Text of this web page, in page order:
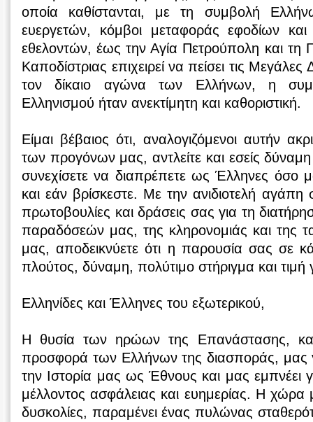
οποία καθίστανται, με τη συμβολή
ευεργετών, κόμβοι μεταφοράς εφοδίων και
εθελοντών, έως την Αγία Πετρούπολη και τη
Καποδίστριας επιχειρεί να πείσει τις
τον δίκαιο αγώνα των Ελλήνων, η
Ελληνισμού ήταν ανεκτίμητη και καθοριστική.
Είμαι βέβαιος ότι, αναλογιζόμενοι αυτήν
των προγόνων μας, αντλείτε και εσείς
συνεχίσετε να διαπρέπετε ως Έλληνες όσο
και εάν βρίσκεστε. Με την ανιδιοτελή αγάπη
πρωτοβουλίες και δράσεις σας για τη
παραδόσεών μας, της κληρονομιάς και της
μας, αποδεικνύετε ότι η παρουσία σας σε
πλούτος, δύναμη, πολύτιμο στήριγμα και
Ελληνίδες και Έλληνες του εξωτερικού,
Η θυσία των ηρώων της Επανάστασης,
προσφορά των Ελλήνων της διασποράς, μας
την Ιστορία μας ως Έθνους και μας εμπνέει
μέλλοντος ασφάλειας και ευημερίας. Η
δυσκολίες, παραμένει ένας πυλώνας